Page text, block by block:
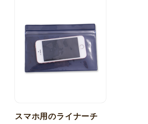
スマホ用のライナーチ